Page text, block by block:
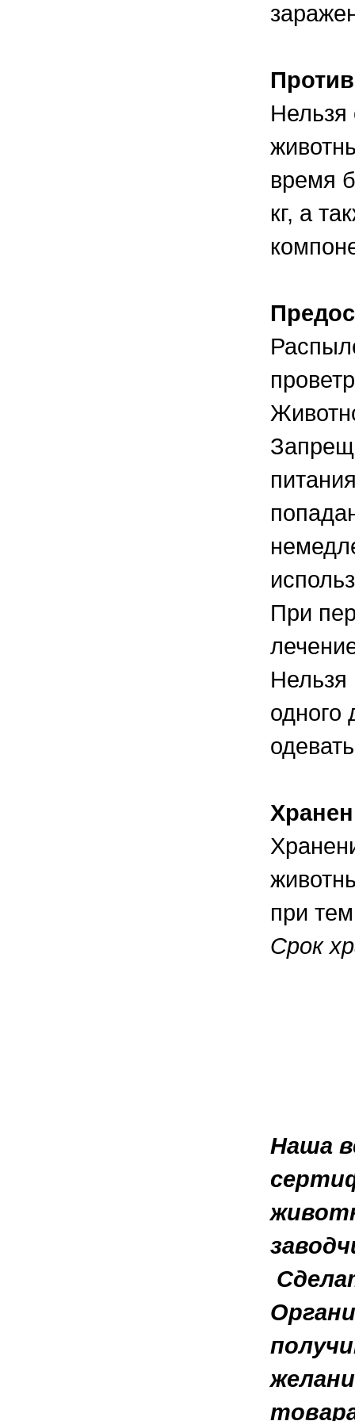
Нельзя
время
кг, а
При
Нельзя
одного
при
Срок
Наша